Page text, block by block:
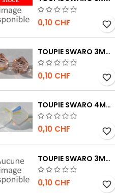
0,10 CHF favorite_border
TOUPIE SWARO 3MM LIGHT PEACH
0,10 CHF favorite_border
TOUPIE SWARO 4MM WHITE OPAL AB
0,10 CHF favorite_border
TOUPIE SWARO 3MM JET AB
0,10 CHF favorite_border